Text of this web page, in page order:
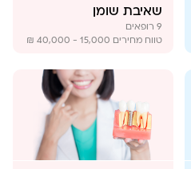
שאיבת שומן
9 רופאים
טווח מחירים 15,000 - 40,000 ₪